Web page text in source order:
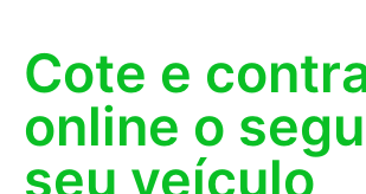
Cote e
online o
seu veículo